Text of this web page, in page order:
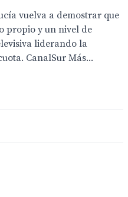
vuelva a demostrar que
propio y un nivel de
liderando la
CanalSur Más...